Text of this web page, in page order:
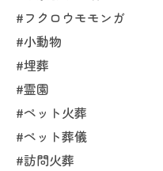
#フクロウモモンガ
#小動物
#埋葬
#霊園
#ペット火葬
#ペット葬儀
#訪問火葬